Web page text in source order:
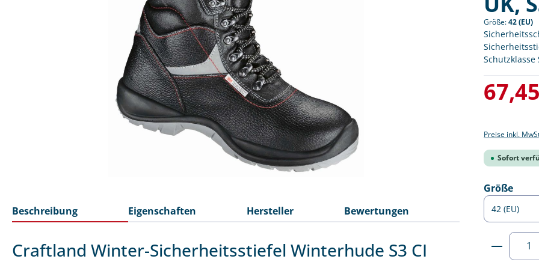
Größe:42 (EU)
Schutzklasse
Preise inkl.
Sofort
Größe
Beschreibung Eigenschaften Hersteller Bewertungen
Craftland Winter-Sicherheitsstiefel Winterhude S3 CI